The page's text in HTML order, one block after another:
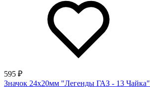
595 ₽
Значок 24х20мм "Легенды ГАЗ - 13 Чайка"